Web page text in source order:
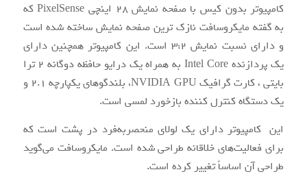
کامپیوتر بدون کیس با صفحه ‌نمایش ۲۸ اینچی PixelSense که
به گفته مایکروسافت نازک‌ ترین صفحه‌ نمایش ساخته ‌شده است
و دارای نسبت نمایش ۳:۲ است. این کامپیوتر همچنین دارای
یک پردازنده Intel Core به همراه یک درایو حافظه دوگانه ۲ ترا
بایتی ، کارت گرافیک NVIDIA GPU، بلندگوهای یکپارچه ۲.۱ و
یک دستگاه کنترل ‌کننده بازخورد لمسی است.
این کامپیوتر دارای یک لولای منحصربه‌فرد در پشت است که
برای فعالیت‌های خلاقانه طراحی‌ شده است. مایکروسافت می‌گوید
طراحی آن اساساً تغییر کرده است.